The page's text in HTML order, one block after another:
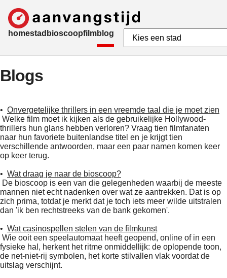
homestad bioscoopfilmblog
Blogs
• Onvergetelijke thrillers in een vreemde taal die je moet zien
Welke film moet ik kijken als de gebruikelijke Hollywood-
thrillers hun glans hebben verloren? Vraag tien filmfanaten
naar hun favoriete buitenlandse titel en je krijgt tien
verschillende antwoorden, maar een paar namen komen keer
op keer terug.
• Wat draag je naar de bioscoop?
De bioscoop is een van die gelegenheden waarbij de meeste
mannen niet echt nadenken over wat ze aantrekken. Dat is op
zich prima, totdat je merkt dat je toch iets meer wilde uitstralen
dan 'ik ben rechtstreeks van de bank gekomen'.
• Wat casinospellen stelen van de filmkunst
Wie ooit een speelautomaat heeft geopend, online of in een
fysieke hal, herkent het ritme onmiddellijk: de oplopende toon,
de net-niet-rij symbolen, het korte stilvallen vlak voordat de
uitslag verschijnt.